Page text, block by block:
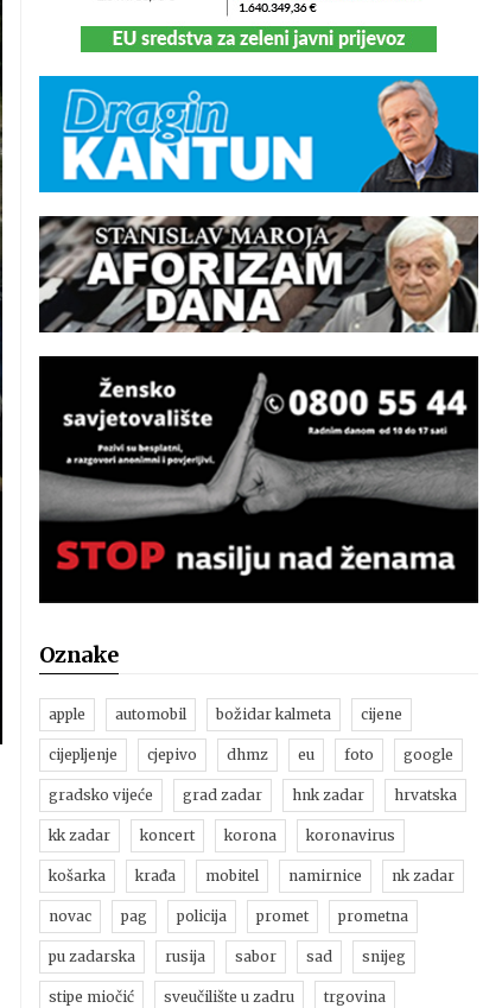
Oznake
apple automobil božidar kalmeta cijene
cijepljenje cjepivo dhmz eu foto google
gradsko vijeće grad zadar hnk zadar hrvatska
kk zadar koncert korona koronavirus
košarka krađa mobitel namirnice nk zadar
novac pag policija promet prometna
pu zadarska rusija sabor sad snijeg
stipe miočić sveučilište u zadru trgovina